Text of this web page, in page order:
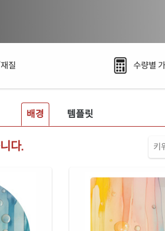
질 수량별
배경 템플릿
다.